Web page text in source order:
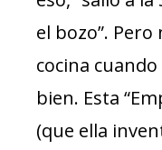
el bozo”.
cocina
bien. Esta
(que ella